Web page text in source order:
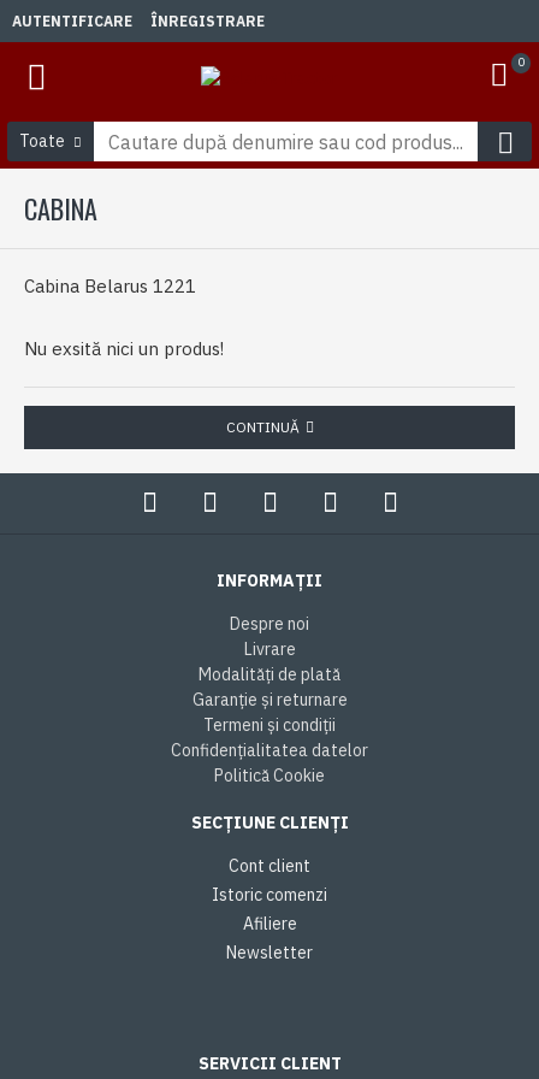
AUTENTIFICARE ÎNREGISTRARE
0
Toate
CABINA
Cabina Belarus 1221
Nu exsită nici un produs!
CONTINUĂ
INFORMAȚII
Despre noi
Livrare
Modalități de plată
Garanție și returnare
Termeni și condiții
Confidențialitatea datelor
Politică Cookie
SECȚIUNE CLIENȚI
Cont client
Istoric comenzi
Afiliere
Newsletter
SERVICII CLIENT